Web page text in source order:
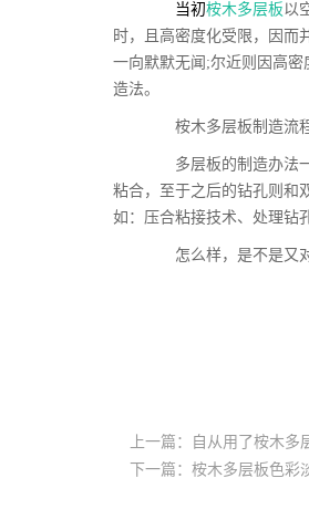
当初桉木多层板以
时，且高密度化受限，因而
一向默默无闻;尔近则因高
造法。
桉木多层板制造流
多层板的制造办法一
粘合，至于之后的钻孔则和
如：压合粘接技术、处理钻
怎么样，是不是又对
上一篇：自从用了桉木
下一篇：桉木多层板色彩